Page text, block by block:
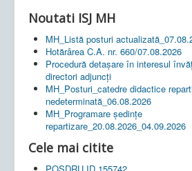
Noutati ISJ MH
MH_Listă posturi
Hotărârea C.A. nr. 660/07.08.2026
Procedură detașare în interesul
directori adjuncți
MH_Posturi_catedre didactice
nedeterminată_06.08.2026
MH_Programare ședințe
repartizare_20.08.2026_04.09.2026
Cele mai citite